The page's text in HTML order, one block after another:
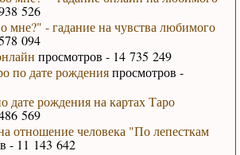
526
мне?" - гадание на чувства любимого
094
просмотров - 14 735 249
по дате рожденияпросмотров -
дате рождения на картах Таро
569
отношение человека "По лепесткам
- 11 143 642